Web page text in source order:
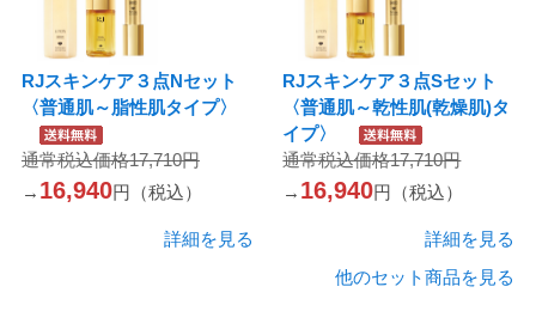
RJスキンケア３点Nセット
〈普通肌～脂性肌タイプ〉
通常税込価格17,710円
→ 16,940円（税込）
詳細を見る
RJスキンケア３点Sセット
〈普通肌～乾性肌(乾燥肌)タ
イプ〉
通常税込価格17,710円
→ 16,940円（税込）
詳細を見る
他のセット商品を見る